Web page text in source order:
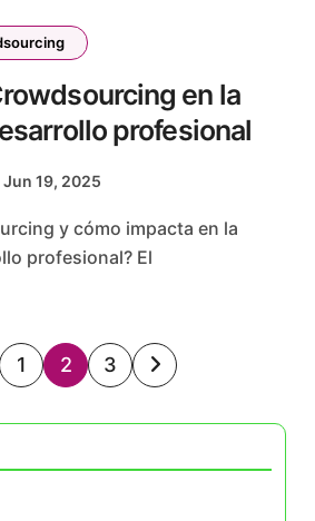
en la
profesional
Jun 19, 2025
profesional? El
1 2 3